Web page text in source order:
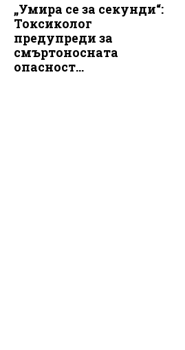
„Умира се за секунди“:
Токсиколог
предупреди за
смъртоносната
опасност...